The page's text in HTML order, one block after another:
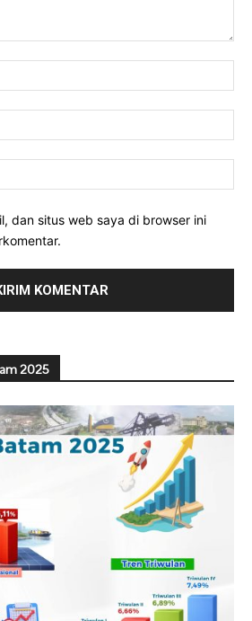
dan situs web saya di browser ini
2025